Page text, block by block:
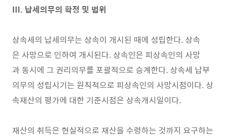
Ⅲ. 납세의무의 확정 및 범위
상속세의 납세의무는 상속이 개시된 때에 성립한다. 상속
은 사망으로 인하여 개시된다. 상속인은 피상속인의 사망
과 동시에 그 권리의무를 포괄적으로 승계한다. 상속세 납부
의무의 성립시기는 원칙적으로 피상속인의 사망시점이다. 상
속재산의 평가에 대한 기준시점은 상속개시일이다.
재산의 취득은 현실적으로 재산을 수령하는 것까지 요구하는